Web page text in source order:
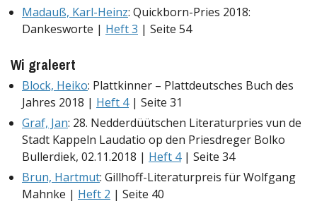
Madauß, Karl-Heinz: Quickborn-Pries 2018:
Dankesworte | Heft 3 | Seite 54
Wi graleert
Block, Heiko: Plattkinner – Plattdeutsches Buch des
Jahres 2018 | Heft 4| Seite 31
Graf, Jan: 28. Nedderdüütschen Literaturpries vun de
Stadt Kappeln Laudatio op den Priesdreger Bolko
Bullerdiek, 02.11.2018 | Heft 4| Seite 34
Brun, Hartmut: Gillhoff-Literaturpreis für Wolfgang
Mahnke | Heft 2 | Seite 40